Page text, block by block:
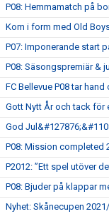
P08: Hemmamatch på
Kom i form med Old
P07: Imponerande start
P08: Säsongspremiär &
FC Bellevue P08 tar
Gott Nytt År och tack för
God
P08: Mission completed
P2012: ”Ett spel utöver
P08: Bjuder på klappar
Nyhet: Skånecupen